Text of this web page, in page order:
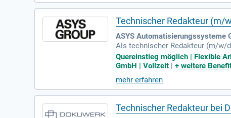
Technischer Redakteur (m/
ASYS Automatisierungssysteme
Als technischer Redakteur (m/w/
g. Ihre Aufgaben umfassen auch
nischer Redaktion oder eine
niert mit
ktionssysteme, vorzugsweise
Quereinstieg möglich | Flexible
GmbH | Vollzeit |+weitere
mehr erfahren
Technischer Redakteur bei